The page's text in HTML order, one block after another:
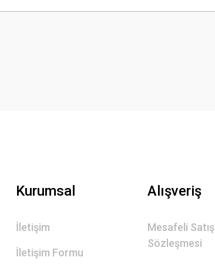
Kurumsal
İletişim
İletişim Formu
Alışveriş
Mesafeli Satış
Sözleşmesi